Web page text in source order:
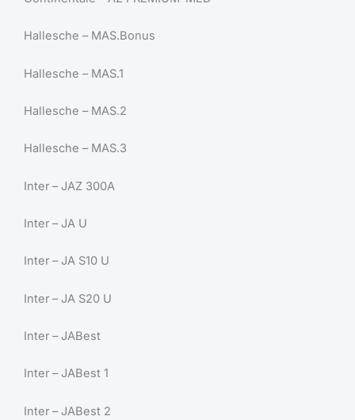
Hallesche – MAS.Bonus
Hallesche – MAS.1
Hallesche – MAS.2
Hallesche – MAS.3
Inter – JAZ 300A
Inter – JA U
Inter – JA S10 U
Inter – JA S20 U
Inter – JABest
Inter – JABest 1
Inter – JABest 2